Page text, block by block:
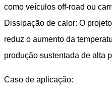
como veículos off-road ou
Dissipação de calor: O
reduz o aumento da
produção sustentada de alta
Caso de aplicação: